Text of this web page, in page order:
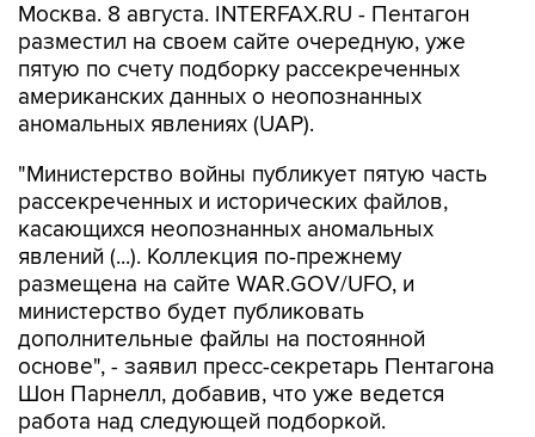
Москва. 8 августа. INTERFAX.RU - Пентагон
разместил на своем сайте очередную, уже
пятую по счету подборку рассекреченных
американских данных о неопознанных
аномальных явлениях (UAP).
"Министерство войны публикует пятую часть
рассекреченных и исторических файлов,
касающихся неопознанных аномальных
явлений (...). Коллекция по-прежнему
размещена на сайте WAR.GOV/UFO, и
министерство будет публиковать
дополнительные файлы на постоянной
основе", - заявил пресс-секретарь Пентагона
Шон Парнелл, добавив, что уже ведется
работа над следующей подборкой.